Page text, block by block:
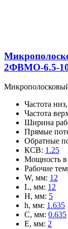
2ФВМO-6.5-
Частота
Частота
Ширина
Прямые
Обратные
КСВ: 1.25
Мощность в
Рабочие
W, мм: 12
L, мм: 12
H, мм: 5
h, мм: 1.635
C, мм: 0.635
E, мм: 2